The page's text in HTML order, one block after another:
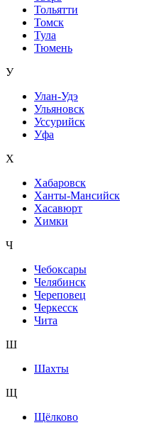
Тольятти
Томск
Тула
Тюмень
У
Улан-Удэ
Ульяновск
Уссурийск
Уфа
Х
Хабаровск
Ханты-Мансийск
Хасавюрт
Химки
Ч
Чебоксары
Челябинск
Череповец
Черкесск
Чита
Ш
Шахты
Щ
Щёлково